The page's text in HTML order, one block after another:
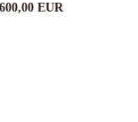
600,00 EUR